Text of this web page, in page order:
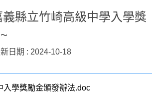
縣立竹崎高級中學入學獎
日期 : 2024-10-18
入學獎勵金頒發辦法.doc